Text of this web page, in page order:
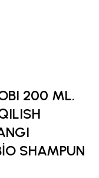
200 ML.
SHAMPUN